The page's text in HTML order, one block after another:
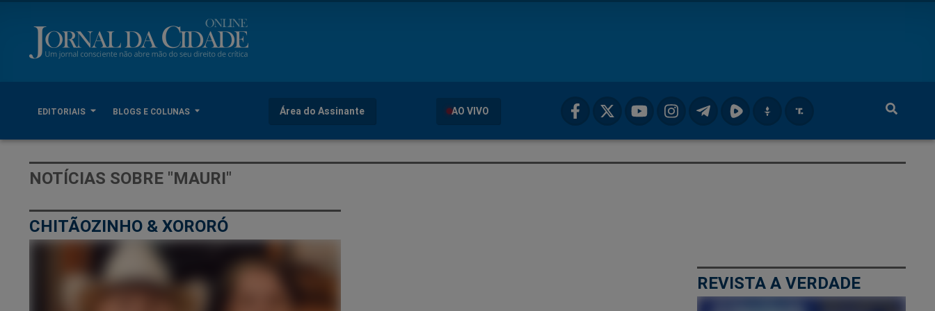
EDITORIAIS BLOGS E COLUNAS Área do Assinante AO VIVO
NOTÍCIAS SOBRE "MAURI"
CHITÃOZINHO & XORORÓ
REVISTA A VERDADE